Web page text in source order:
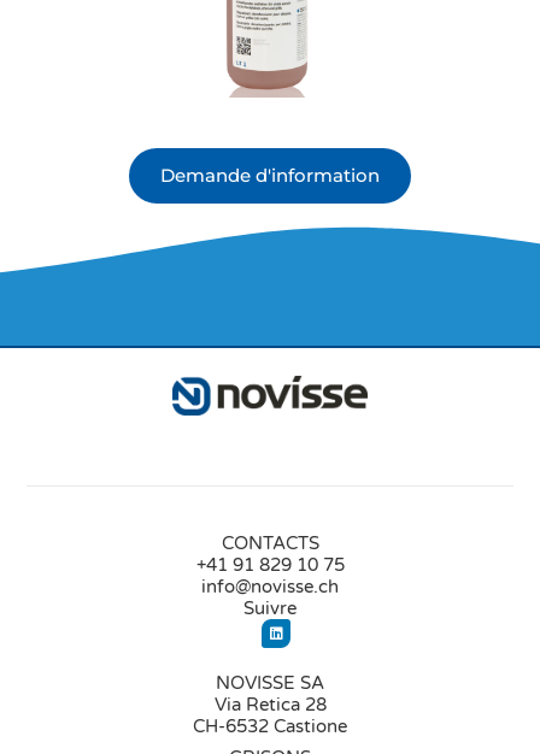
Demande d'information
CONTACTS
+41 91 829 10 75
info@novisse.ch
Suivre
NOVISSE SA
Via Retica 28
CH-6532 Castione